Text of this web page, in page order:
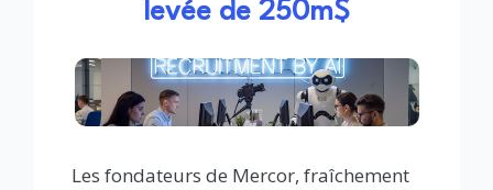
levée de 250m$
Les fondateurs de Mercor, fraîchement